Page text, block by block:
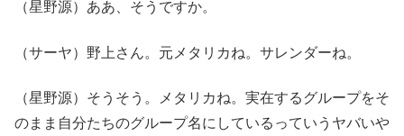
（星野源）ああ、そうですか。
（サーヤ）野上さん。元メタリカね。サレンダーね。
（星野源）そうそう。メタリカね。実在するグループをそ
のまま自分たちのグループ名にしているっていうヤバいや